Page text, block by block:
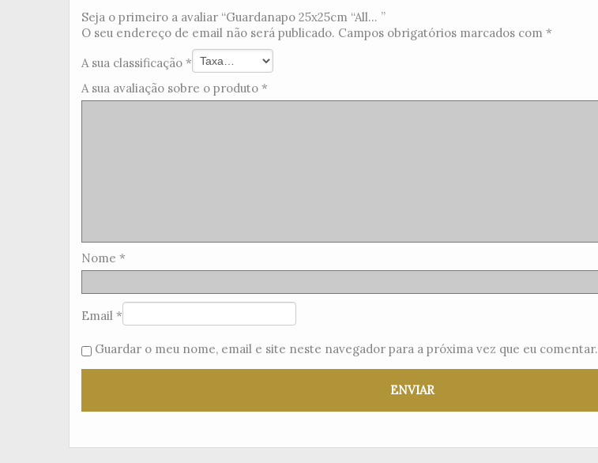
Seja o primeiro a avaliar “Guardanapo 25x25cm “All... ”
O seu endereço de email não será publicado. Campos obrigatórios marcados com *
A sua classificação *
A sua avaliação sobre o produto *
Nome *
Email *
Guardar o meu nome, email e site neste navegador para a próxima vez que eu comentar.